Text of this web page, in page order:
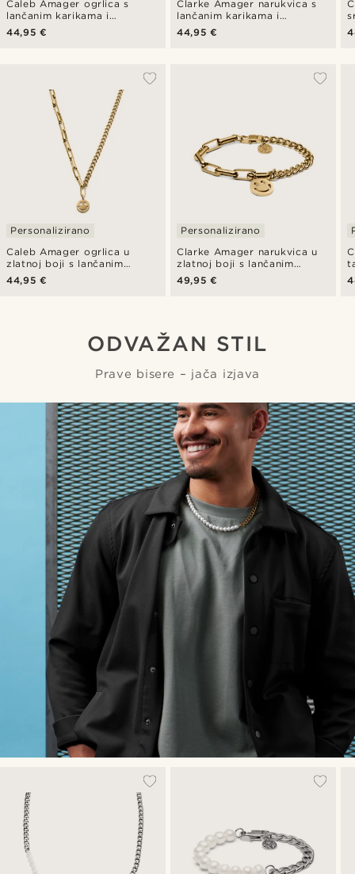
Caleb Amager ogrlica s
lančanim karikama i
kabelskim lancem u duginim
bojama te privjeskom smiley
44,95 €
Clarke Amager narukvica s
lančanim karikama i
kabelskim lancem u duginim
bojama te privjeskom smiley
44,95 €
Caleb Amager ogrlica u
zlatnoj boji s lančanim
karikama i kabelskim lancem
te privjeskom smiley
Personalizirano
44,95 €
Clarke Amager narukvica u
zlatnoj boji s lančanim
karikama i kabelskim lancem
te privjeskom smiley
Personalizirano
49,95 €
ODVAŽAN STIL
Prave bisere – jača izjava